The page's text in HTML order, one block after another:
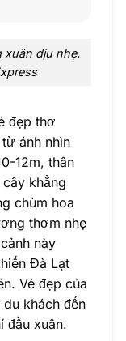
xuân dịu nhẹ.
đẹp thơ
ánh nhìn
12m, thân
khẳng
chùm hoa
thơm nhẹ
này
Đà Lạt
Vẻ đẹp của
khách đến
đầu xuân.